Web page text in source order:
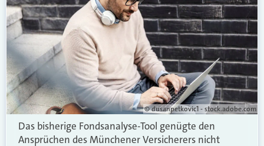
© dusanpetkovic1 - stock.adobe.com
Das bisherige Fondsanalyse-Tool genügte den
Ansprüchen des Münchener Versicherers nicht